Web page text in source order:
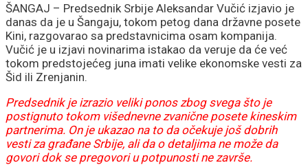
ŠANGAJ – Predsednik Srbije Aleksandar Vučić izjavio je
danas da je u Šangaju, tokom petog dana državne posete
Kini, razgovarao sa predstavnicima osam kompanija.
Vučić je u izjavi novinarima istakao da veruje da će već
tokom predstojećeg juna imati velike ekonomske vesti za
Šid ili Zrenjanin.
Predsednik je izrazio veliki ponos zbog svega što je
postignuto tokom višednevne zvanične posete kineskim
partnerima. On je ukazao na to da očekuje još dobrih
vesti za građane Srbije, ali da o detaljima ne može da
govori dok se pregovori u potpunosti ne završe.